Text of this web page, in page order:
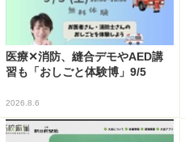
医療✕消防、縫合デモやAED講
習も「おしごと体験博」9/5
2026.8.6